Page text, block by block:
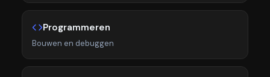
Programmeren
Bouwen en debuggen